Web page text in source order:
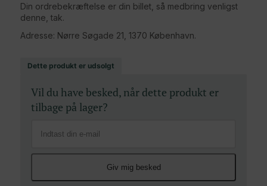
Din ordrebekræftelse er din billet, så medbring venligst
denne, tak.
Adresse: Nørre Søgade 21, 1370 København.
Dette produkt er udsolgt
Vil du have besked, når dette produkt er
tilbage på lager?
Giv mig besked